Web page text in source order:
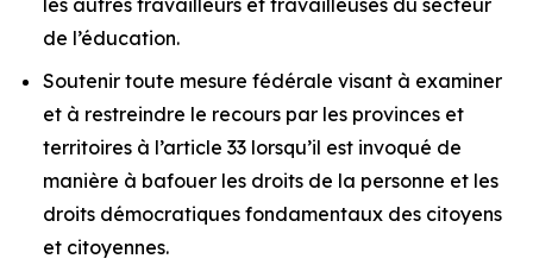
les autres travailleurs et travailleuses du secteur
de l’éducation.
Soutenir toute mesure fédérale visant à examiner
et à restreindre le recours par les provinces et
territoires à l’article 33 lorsqu’il est invoqué de
manière à bafouer les droits de la personne et les
droits démocratiques fondamentaux des citoyens
et citoyennes.